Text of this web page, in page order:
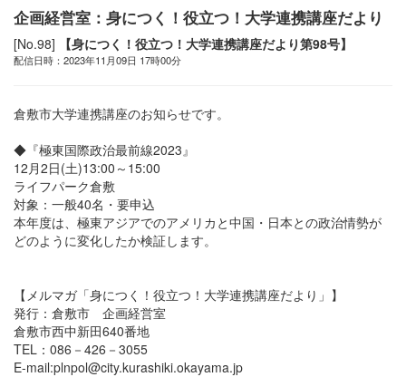
企画経営室：身につく！役立つ！大学連携講座だより
[No.98] 【身につく！役立つ！大学連携講座だより第98号】
配信日時：2023年11月09日 17時00分
倉敷市大学連携講座のお知らせです。
◆『極東国際政治最前線2023』
12月2日(土)13:00～15:00
ライフパーク倉敷
対象：一般40名・要申込
本年度は、極東アジアでのアメリカと中国・日本との政治情勢が
どのように変化したか検証します。
【メルマガ「身につく！役立つ！大学連携講座だより」】
発行：倉敷市 企画経営室
倉敷市西中新田640番地
TEL：086－426－3055
E-mail:plnpol@city.kurashiki.okayama.jp